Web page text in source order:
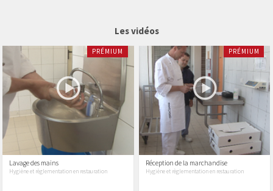
Les vidéos
PRÉMIUM
Lavage des mains
Hygiène et règlementation en restauration
PRÉMIUM
Réception de la marchandise
Hygiène et règlementation en restauration